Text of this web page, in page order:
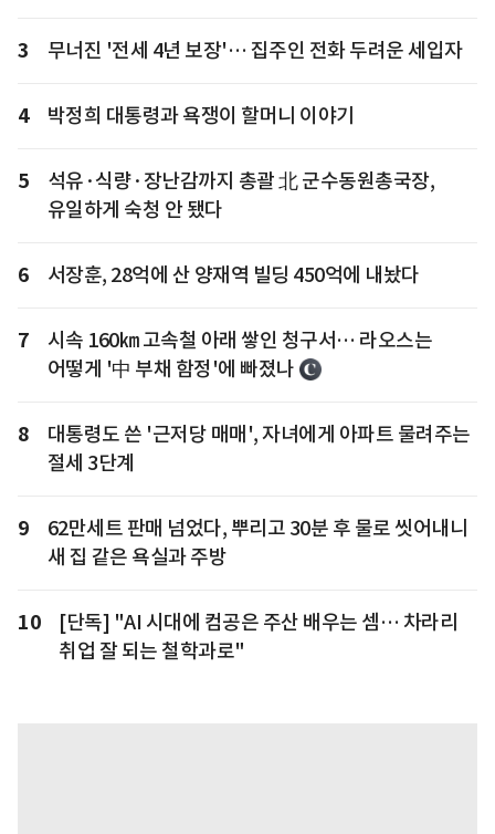
3 무너진 '전세 4년 보장'… 집주인 전화 두려운 세입자
4 박정희 대통령과 욕쟁이 할머니 이야기
5
석유·식량·장난감까지 총괄 北 군수동원총국장,
유일하게 숙청 안 됐다
6 서장훈, 28억에 산 양재역 빌딩 450억에 내놨다
7
시속 160㎞ 고속철 아래 쌓인 청구서… 라오스는
어떻게 '中 부채 함정'에 빠졌나
8
대통령도 쓴 '근저당 매매', 자녀에게 아파트 물려주는
절세 3단계
9
62만세트 판매 넘었다, 뿌리고 30분 후 물로 씻어내니
새 집 같은 욕실과 주방
10
[단독] "AI 시대에 컴공은 주산 배우는 셈… 차라리
취업 잘 되는 철학과로"